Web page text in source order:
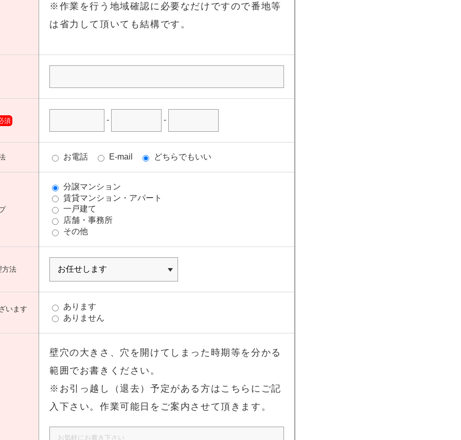
※作業を行う地域確認に必要なだけですので番地等
は省力して頂いても結構です。
須 - -
お電話 E-mail どちらでもいい
分譲マンション
賃貸マンション・アパート
一戸建て
店舗・事務所
その他
方法
います
あります
ありません
壁穴の大きさ、穴を開けてしまった時期等を分かる
範囲でお書きください。
※お引っ越し（退去）予定がある方はこちらにご記
入下さい。作業可能日をご案内させて頂きます。